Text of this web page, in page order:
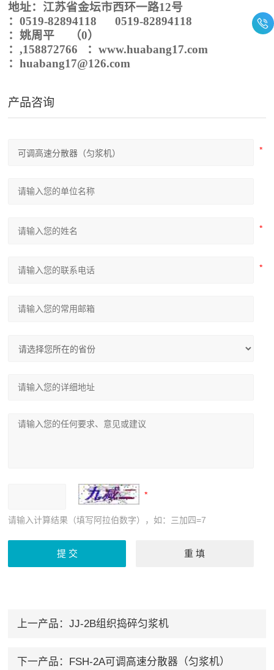
地址：江苏省金坛市西环一路12号
：0519-82894118 0519-82894118
：姚周平
（0）
：,158872766 ：www.huabang17.com
：huabang17@126.com
产品咨询
请输入计算结果（填写阿拉伯数字），如：三加四=7
上一产品： JJ-2B组织捣碎匀浆机
下一产品： FSH-2A可调高速分散器（匀浆机）